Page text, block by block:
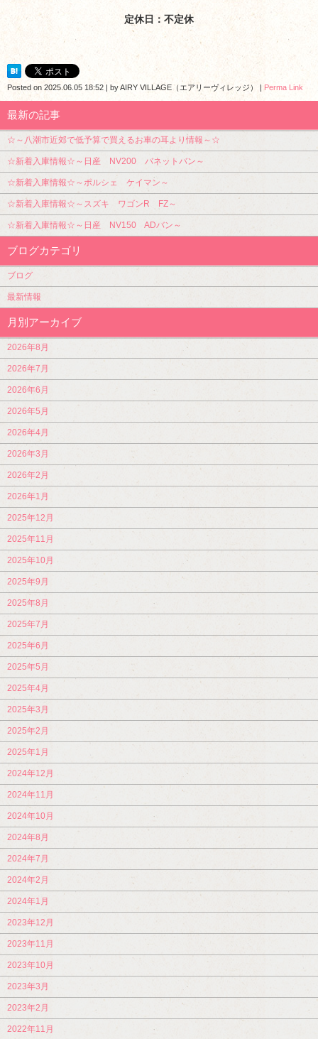
定休日：不定休
Posted on 2025.06.05 18:52 | byAIRY VILLAGE（エアリーヴィレッジ） | Perma Link
最新の記事
☆～八潮市近郊で低予算で買えるお車の耳より情報～☆
☆新着入庫情報☆～日産 NV200 バネットバン～
☆新着入庫情報☆～ポルシェ ケイマン～
☆新着入庫情報☆～スズキ ワゴンR FZ～
☆新着入庫情報☆～日産 NV150 ADバン～
ブログカテゴリ
ブログ
最新情報
月別アーカイブ
2026年8月
2026年7月
2026年6月
2026年5月
2026年4月
2026年3月
2026年2月
2026年1月
2025年12月
2025年11月
2025年10月
2025年9月
2025年8月
2025年7月
2025年6月
2025年5月
2025年4月
2025年3月
2025年2月
2025年1月
2024年12月
2024年11月
2024年10月
2024年8月
2024年7月
2024年2月
2024年1月
2023年12月
2023年11月
2023年10月
2023年3月
2023年2月
2022年11月